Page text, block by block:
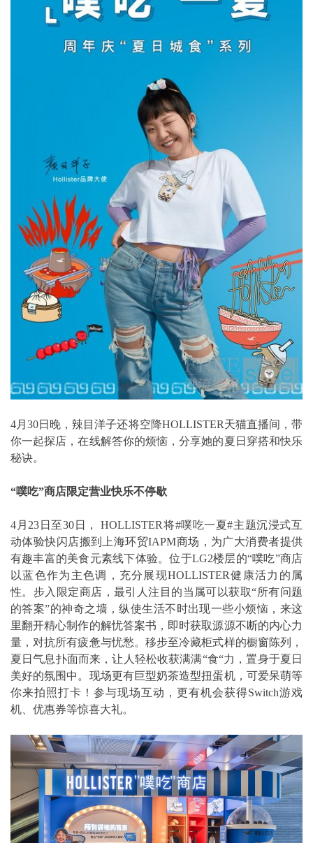
4月30日晚，辣目洋子还将空降HOLLISTER天猫直播间，带
你一起探店，在线解答你的烦恼，分享她的夏日穿搭和快乐
秘诀。
“噗吃”商店限定营业快乐不停歇
4月23日至30日， HOLLISTER将#噗吃一夏#主题沉浸式互
动体验快闪店搬到上海环贸IAPM商场，为广大消费者提供
有趣丰富的美食元素线下体验。位于LG2楼层的“噗吃”商店
以蓝色作为主色调，充分展现HOLLISTER健康活力的属
性。步入限定商店，最引人注目的当属可以获取“所有问题
的答案”的神奇之墙，纵使生活不时出现一些小烦恼，来这
里翻开精心制作的解忧答案书，即时获取源源不断的内心力
量，对抗所有疲惫与忧愁。移步至冷藏柜式样的橱窗陈列，
夏日气息扑面而来，让人轻松收获满满“食“力，置身于夏日
美好的氛围中。现场更有巨型奶茶造型扭蛋机，可爱呆萌等
你来拍照打卡！参与现场互动，更有机会获得Switch游戏
机、优惠券等惊喜大礼。